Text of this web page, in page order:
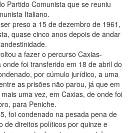
Partido Comunista que se reuniu
Italiano.
preso a 15 de dezembro de 1961,
quase cinco anos depois de andar
a fazer o percurso Caxias-
foi transferido em 18 de abril do
por cúmulo jurídico, a uma
as prisões não parou, já que em
uma vez, em Caxias, de onde foi
para Peniche.
foi condenado na pesada pena de
de direitos políticos por quinze e